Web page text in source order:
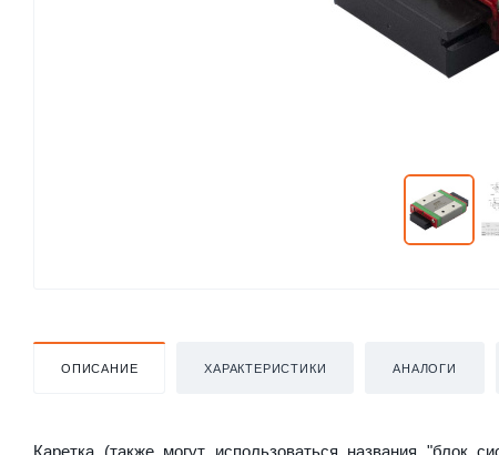
ОПИСАНИЕ ХАРАКТЕРИСТИКИ АНАЛОГИ
Каретка (также могут использоваться названия "блок